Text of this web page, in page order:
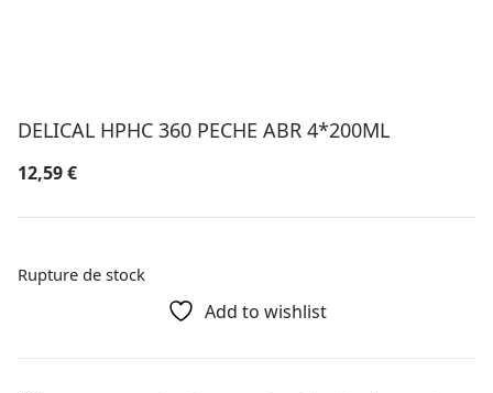
DELICAL HPHC 360 PECHE ABR 4*200ML
12,59€
Rupture de stock
Add to wishlist